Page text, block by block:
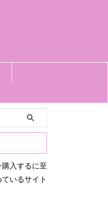
入するに至
いるサイト